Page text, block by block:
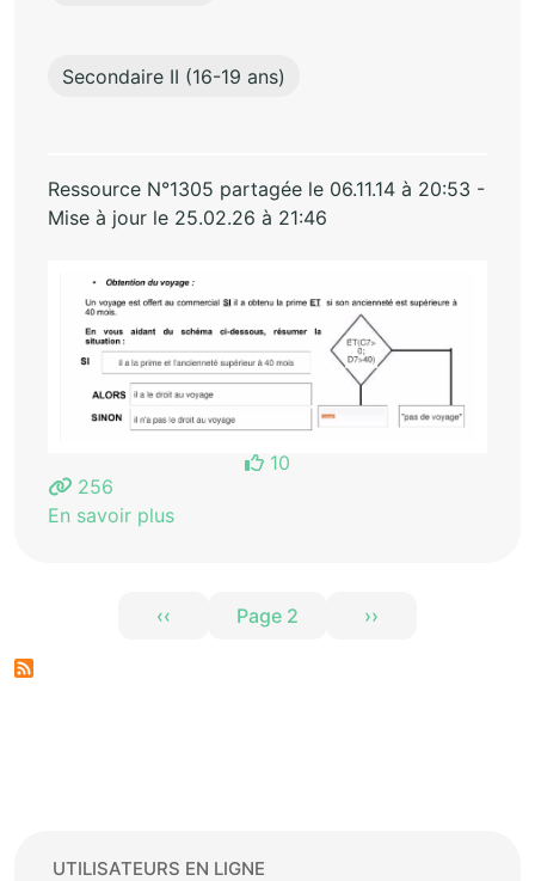
Secondaire II (16-19 ans)
Ressource N°1305 partagée le 06.11.14 à 20:53 -
Mise à jour le 25.02.26 à 21:46
10
256
En savoir plus
Page précédente
‹‹ Page 2 ››
UTILISATEURS EN LIGNE